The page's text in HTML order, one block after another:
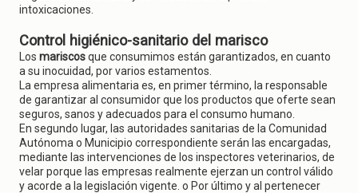
intoxicaciones.
Control higiénico-sanitario del marisco
Los mariscosque consumimos están garantizados, en cuanto
a su inocuidad, por varios estamentos.
La empresa alimentaria es, en primer término, la responsable
de garantizar al consumidor que los productos que oferte sean
seguros, sanos y adecuados para el consumo humano.
En segundo lugar, las autoridades sanitarias de la Comunidad
Autónoma o Municipio correspondiente serán las encargadas,
mediante las intervenciones de los inspectores veterinarios, de
velar porque las empresas realmente ejerzan un control válido
y acorde a la legislación vigente. o Por último y al pertenecer